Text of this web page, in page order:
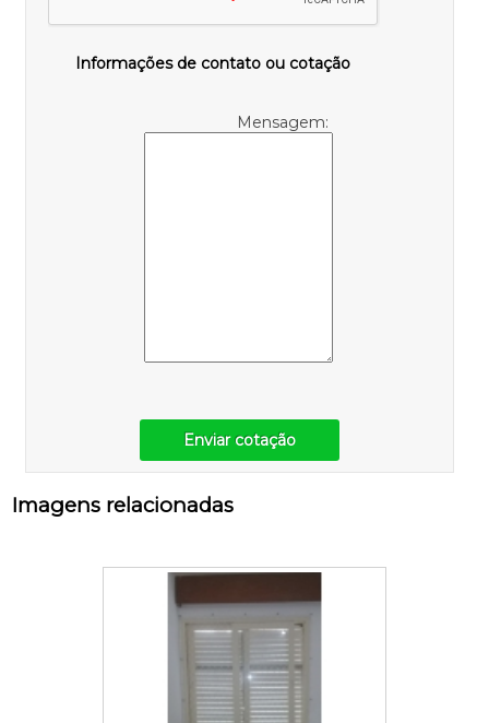
Informações de contato ou cotação
Mensagem:
Enviar cotação
Imagens relacionadas